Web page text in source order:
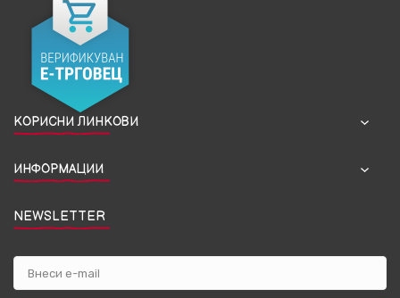
КОРИСНИ ЛИНКОВИ
ИНФОРМАЦИИ
NEWSLETTER